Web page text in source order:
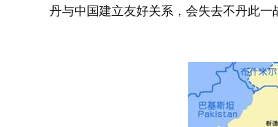
丹与中国建立友好关系，会失去不丹此一